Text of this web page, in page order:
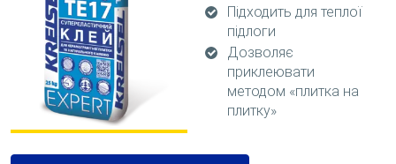
Підходить для теплої
підлоги
Дозволяє
приклеювати
методом «плитка на
плитку»